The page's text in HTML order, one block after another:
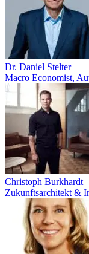
Dr. Daniel Stelter
Macro Economist,
Christoph Burkhardt
Zukunftsarchitekt &